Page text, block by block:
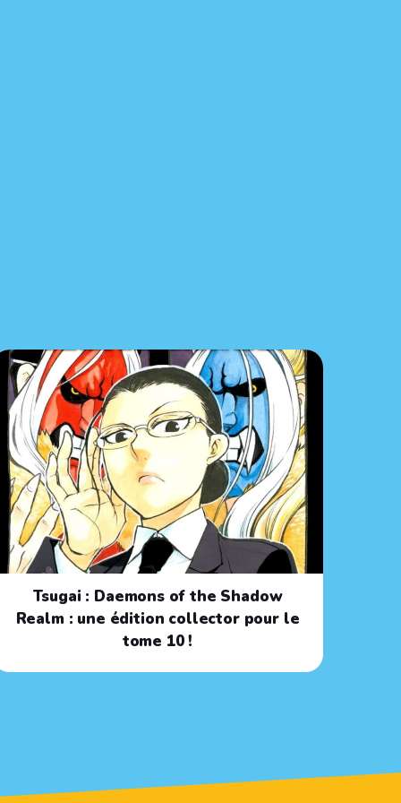
Tsugai : Daemons of the Shadow
Realm : une édition collector pour le
tome 10 !